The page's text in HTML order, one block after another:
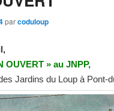
parcoduloup
OUVERT » au JNPP,
Jardins du Loup à Pont-